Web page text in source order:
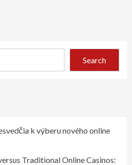
Search
k výberu nového online
Traditional Online Casinos: